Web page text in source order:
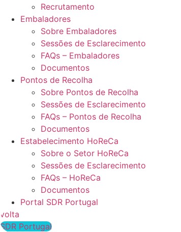
Recrutamento
Embaladores
Sobre Embaladores
Sessões de Esclarecimento
FAQs – Embaladores
Documentos
Pontos de Recolha
Sobre Pontos de Recolha
Sessões de Esclarecimento
FAQs – Pontos de Recolha
Documentos
Estabelecimento HoReCa
Sobre o Setor HoReCa
Sessões de Esclarecimento
FAQs – HoReCa
Documentos
Portal SDR Portugal
volta
SDR Portugal